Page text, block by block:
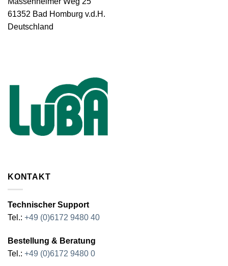
61352 Bad Homburg v.d.H.
Deutschland
KONTAKT
Technischer Support
Tel.: +49 (0)6172 9480 40
Bestellung & Beratung
Tel.: +49 (0)6172 9480 0